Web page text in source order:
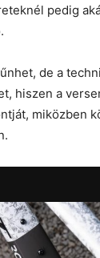
pedig
de a
hiszen a
miközben